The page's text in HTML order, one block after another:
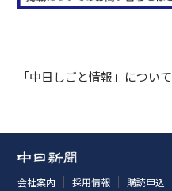
「中日しごと情報」について
会社案内 採用情報 購読申込